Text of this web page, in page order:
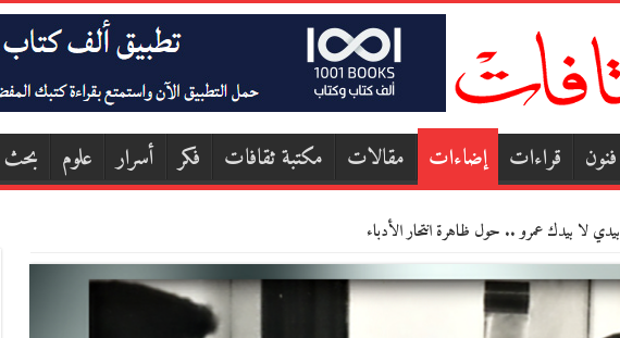
فنون قراءات إضاءات مقالات مكتبة ثقافات فكر أسرار علوم بحث
بيدي لا بيدك عمرو .. حول ظاهرة انتحار الأدباء